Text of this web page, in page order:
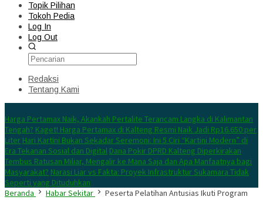
Topik Pilihan
Tokoh Pedia
Log In
Log Out
Redaksi
Tentang Kami
Harga Pertamax Naik, Akankah Pertalite Terancam Langka di Kalimantan
Tengah? Kaget! Harga Pertamax di Kalteng Resmi Naik Jadi Rp16.650 per
Liter Hari Kartini Bukan Sekadar Seremoni: Ini 5 Ciri “Kartini Modern” di
Era Tekanan Sosial dan Digital Dana Pokir DPRD Kalteng Diperkirakan
Tembus Ratusan Miliar, Mengalir ke Mana Saja dan Apa Manfaatnya bagi
Masyarakat? Narasi Liar vs Fakta: Proyek Infrastruktur Sukamara Tidak
Seperti yang Dituduhkan
Beranda
Habar Sekitar
Peserta Pelatihan Antusias Ikuti Program